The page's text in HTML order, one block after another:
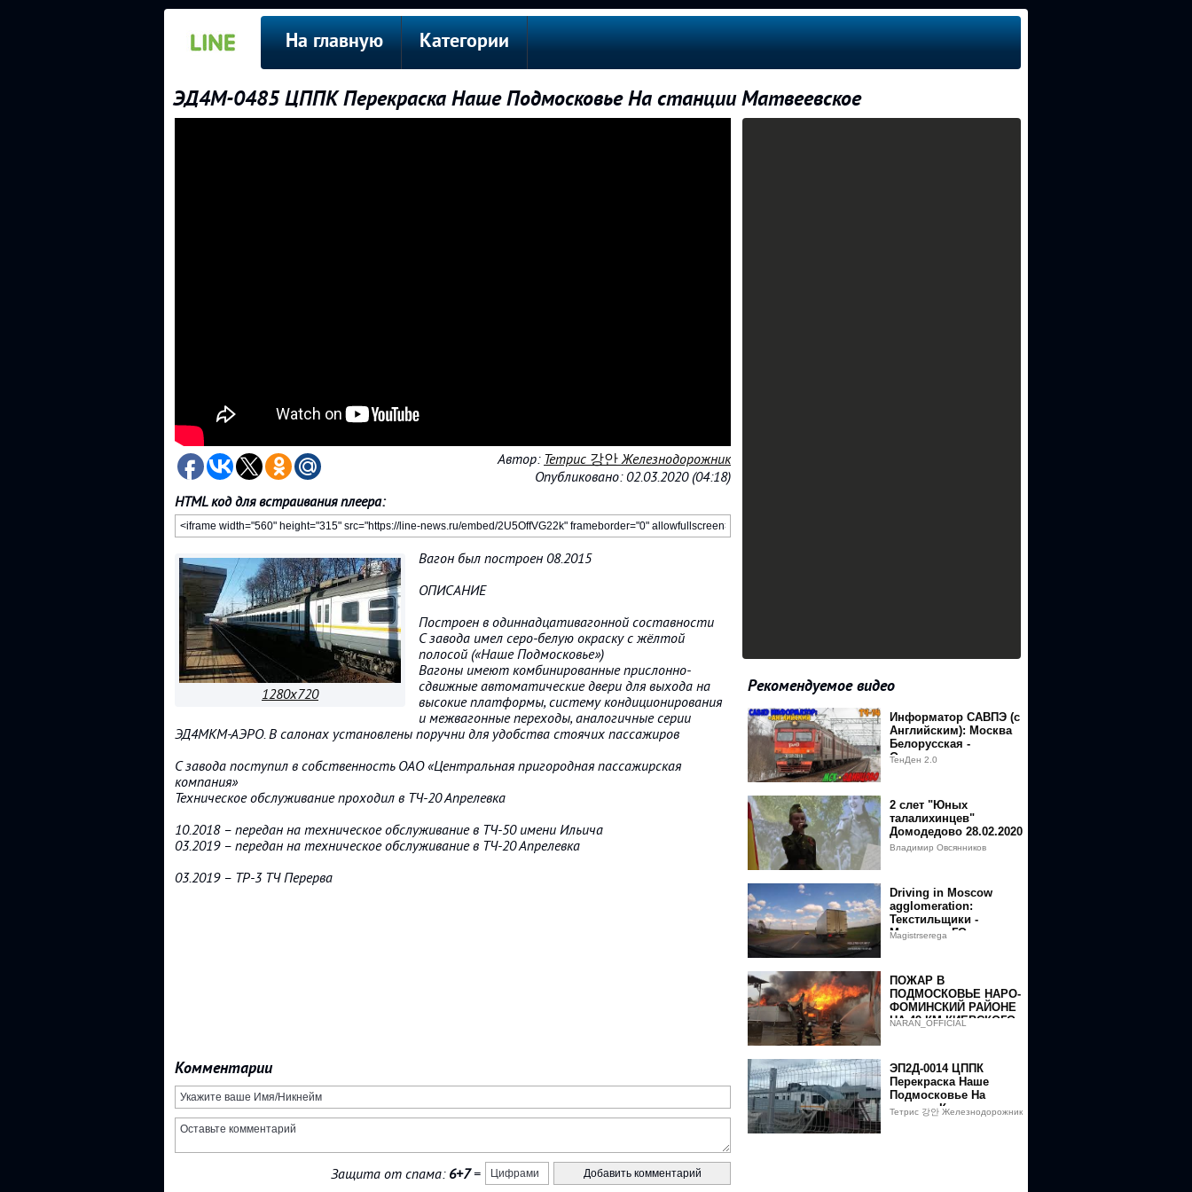
На главную Категории
ЭД4М-0485 ЦППК Перекраска Наше Подмосковье На станции Матвеевское
Автор: Тетрис 강안 Железнодорожник
Опубликовано: 02.03.2020 (04:18)
HTML код для встраивания плеера:
1280x720
Вагон был построен 08.2015
ОПИСАНИЕ
Построен в одиннадцативагонной составности
С завода имел серо-белую окраску с жёлтой
полосой («Наше Подмосковье»)
Вагоны имеют комбинированные прислонно-
сдвижные автоматические двери для выхода на
высокие платформы, систему кондиционирования
и межвагонные переходы, аналогичные серии
ЭД4МКМ-АЭРО. В салонах установлены поручни для удобства стоячих пассажиров
С завода поступил в собственность ОАО «Центральная пригородная пассажирская
компания»
Техническое обслуживание проходил в ТЧ-20 Апрелевка
10.2018 – передан на техническое обслуживание в ТЧ-50 имени Ильича
03.2019 – передан на техническое обслуживание в ТЧ-20 Апрелевка
03.2019 – ТР-3 ТЧ Перерва
Комментарии
Защита от спама: 6+7=
Рекомендуемое видео
Информатор САВПЭ (с
Английским): Москва
Белорусская -
Одинцово
ТенДен 2.0
2 слет "Юных
талалихинцев"
Домодедово 28.02.2020
Владимир Овсянников
Driving in Moscow
agglomeration:
Текстильщики -
Марьино - ГО
Magistrserega
ПОЖАР В
ПОДМОСКОВЬЕ НАРО-
ФОМИНСКИЙ РАЙОНЕ
НА 49 КМ КИЕВСКОГО
NARAN_OFFICIAL
ЭП2Д-0014 ЦППК
Перекраска Наше
Подмосковье На
станции Кунцевская
Тетрис 강안 Железнодорожник